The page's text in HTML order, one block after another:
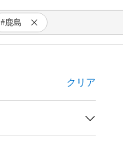
#鹿島
クリア